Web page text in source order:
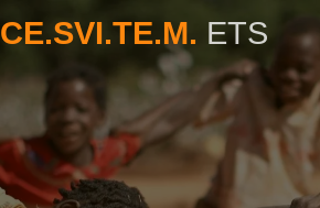
CE.SVI.TE.M. ETS